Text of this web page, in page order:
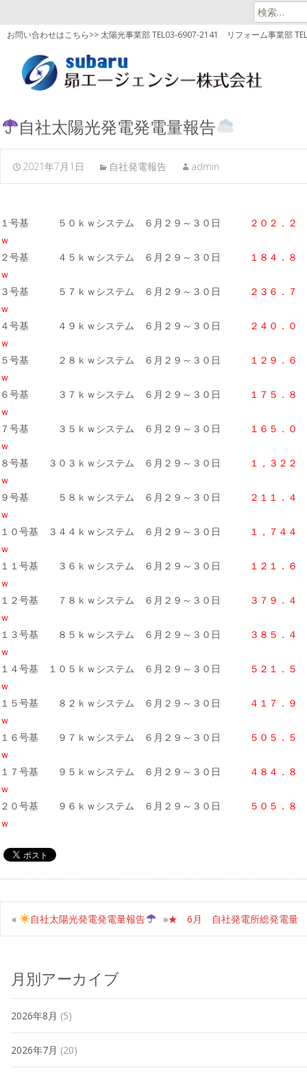
検
索:
お問い合わせはこちら>> 太陽光事業部 TEL03-6907-2141 リフォーム事業部
自社太陽光発電発電量報告
2021年7月1日 自社発電報告 admin
１号基 ５０ｋｗシステム ６月２９～３０日
２０２．
ｗ
２号基 ４５ｋｗシステム ６月２９～３０日
１８４．
ｗ
３号基 ５７ｋｗシステム ６月２９～３０日
２３６．７
ｗ
４号基 ４９ｋｗシステム ６月２９～３０日
２４０．
ｗ
５号基 ２８ｋｗシステム ６月２９～３０日
１２９．
ｗ
６号基 ３７ｋｗシステム ６月２９～３０日
１７５．
ｗ
７号基 ３５ｋｗシステム ６月２９～３０日
１６５．
ｗ
８号基 ３０３ｋｗシステム ６月２９～３０日
１，３２
ｗ
９号基 ５８ｋｗシステム ６月２９～３０日
２１１．
ｗ
１０号基 ３４４ｋｗシステム ６月２９～３０日
１，７４
ｗ
１１号基 ３６ｋｗシステム ６月２９～３０日
１２１．
ｗ
１２号基 ７８ｋｗシステム ６月２９～３０日
３７９．
ｗ
１３号基 ８５ｋｗシステム ６月２９～３０日
３８５．
ｗ
１４号基 １０５ｋｗシステム ６月２９～３０日
５２１．
ｗ
１５号基 ８２ｋｗシステム ６月２９～３０日
４１７．
ｗ
１６号基 ９７ｋｗシステム ６月２９～３０日
５０５．
ｗ
１７号基 ９５ｋｗシステム ６月２９～３０日
４８４．
ｗ
２０号基 ９６ｋｗシステム ６月２９～３０日
５０５．
ｗ
« 自社太陽光発電発電量報告 ★ 6月 自社発電所総発電
»
月別アーカイブ
2026年8月 (5)
2026年7月 (20)